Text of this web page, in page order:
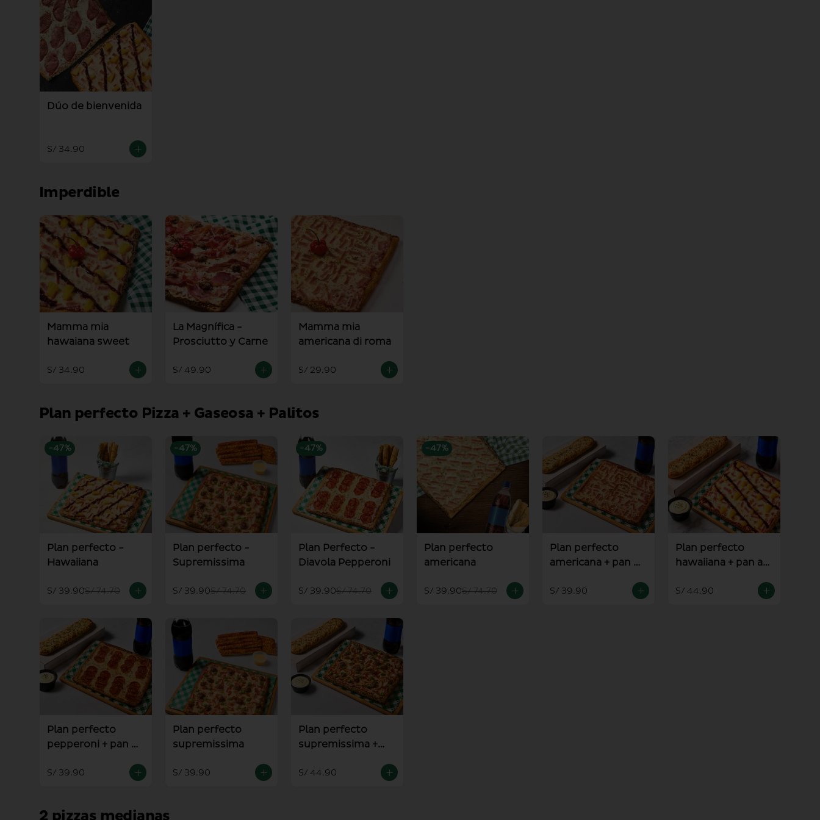
Dúo de bienvenida
S/ 34.90
Imperdible
Mamma mia
hawaiana sweet
S/ 34.90
La Magnífica -
Prosciutto y Carne
S/ 49.90
Mamma mia
americana di roma
S/ 29.90
Plan perfecto Pizza + Gaseosa + Palitos
-47%
Plan perfecto -
Hawaiiana
S/ 39.90S/ 74.70
-47%
Plan perfecto -
Supremissima
S/ 39.90S/ 74.70
-47%
Plan Perfecto -
Diavola Pepperoni
S/ 39.90S/ 74.70
-47%
Plan perfecto
americana
S/ 39.90S/ 74.70
Plan perfecto
americana + pan al
S/ 39.90
Plan perfecto
hawaiiana + pan al
S/ 44.90
Plan perfecto
pepperoni + pan al
S/ 39.90
Plan perfecto
supremissima
S/ 39.90
Plan perfecto
supremissima +
S/ 44.90
2 pizzas medianas